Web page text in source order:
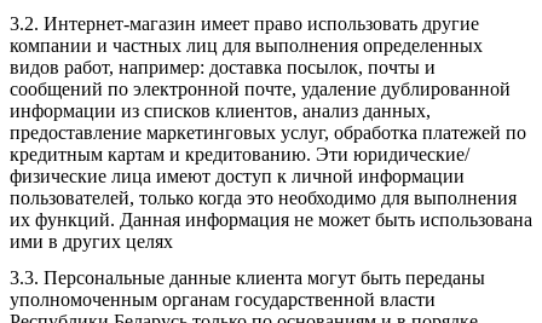
3.2. Интернет-магазин имеет право использовать другие
компании и частных лиц для выполнения определенных
видов работ, например: доставка посылок, почты и
сообщений по электронной почте, удаление дублированной
информации из списков клиентов, анализ данных,
предоставление маркетинговых услуг, обработка платежей по
кредитным картам и кредитованию. Эти юридические/
физические лица имеют доступ к личной информации
пользователей, только когда это необходимо для выполнения
их функций. Данная информация не может быть использована
ими в других целях
3.3. Персональные данные клиента могут быть переданы
уполномоченным органам государственной власти